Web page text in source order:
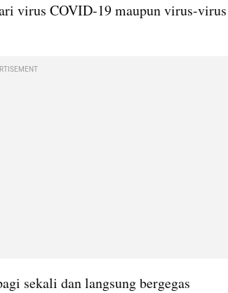
virus COVID-19 maupun virus-virus
sekali dan langsung bergegas